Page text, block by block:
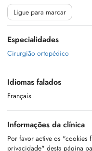
Ligue para marcar
Especialidades
Cirurgião ortopédico
Idiomas falados
Français
Informações da clínica
Por favor active os
privacidade" desta página